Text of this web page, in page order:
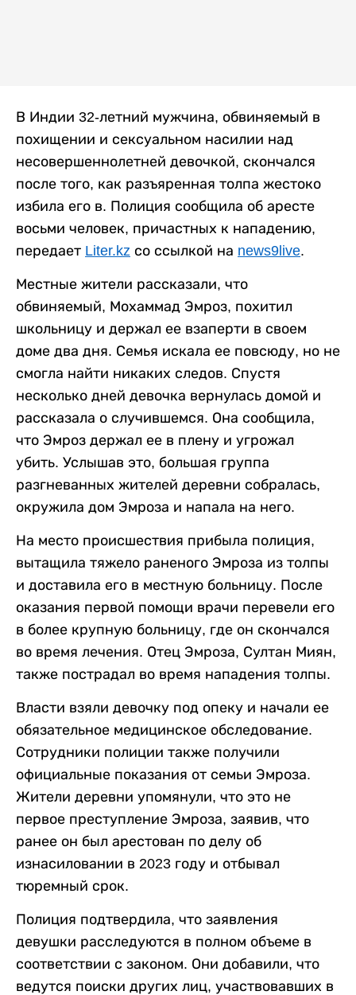
В Индии 32-летний мужчина, обвиняемый в
похищении и сексуальном насилии над
несовершеннолетней девочкой, скончался
после того, как разъяренная толпа жестоко
избила его в. Полиция сообщила об аресте
восьми человек, причастных к нападению,
передает Liter.kz со ссылкой на news9live.
Местные жители рассказали, что
обвиняемый, Мохаммад Эмроз, похитил
школьницу и держал ее взаперти в своем
доме два дня. Семья искала ее повсюду, но не
смогла найти никаких следов. Спустя
несколько дней девочка вернулась домой и
рассказала о случившемся. Она сообщила,
что Эмроз держал ее в плену и угрожал
убить. Услышав это, большая группа
разгневанных жителей деревни собралась,
окружила дом Эмроза и напала на него.
На место происшествия прибыла полиция,
вытащила тяжело раненого Эмроза из толпы
и доставила его в местную больницу. После
оказания первой помощи врачи перевели его
в более крупную больницу, где он скончался
во время лечения. Отец Эмроза, Султан Миян,
также пострадал во время нападения толпы.
Власти взяли девочку под опеку и начали ее
обязательное медицинское обследование.
Сотрудники полиции также получили
официальные показания от семьи Эмроза.
Жители деревни упомянули, что это не
первое преступление Эмроза, заявив, что
ранее он был арестован по делу об
изнасиловании в 2023 году и отбывал
тюремный срок.
Полиция подтвердила, что заявления
девушки расследуются в полном объеме в
соответствии с законом. Они добавили, что
ведутся поиски других лиц, участвовавших в